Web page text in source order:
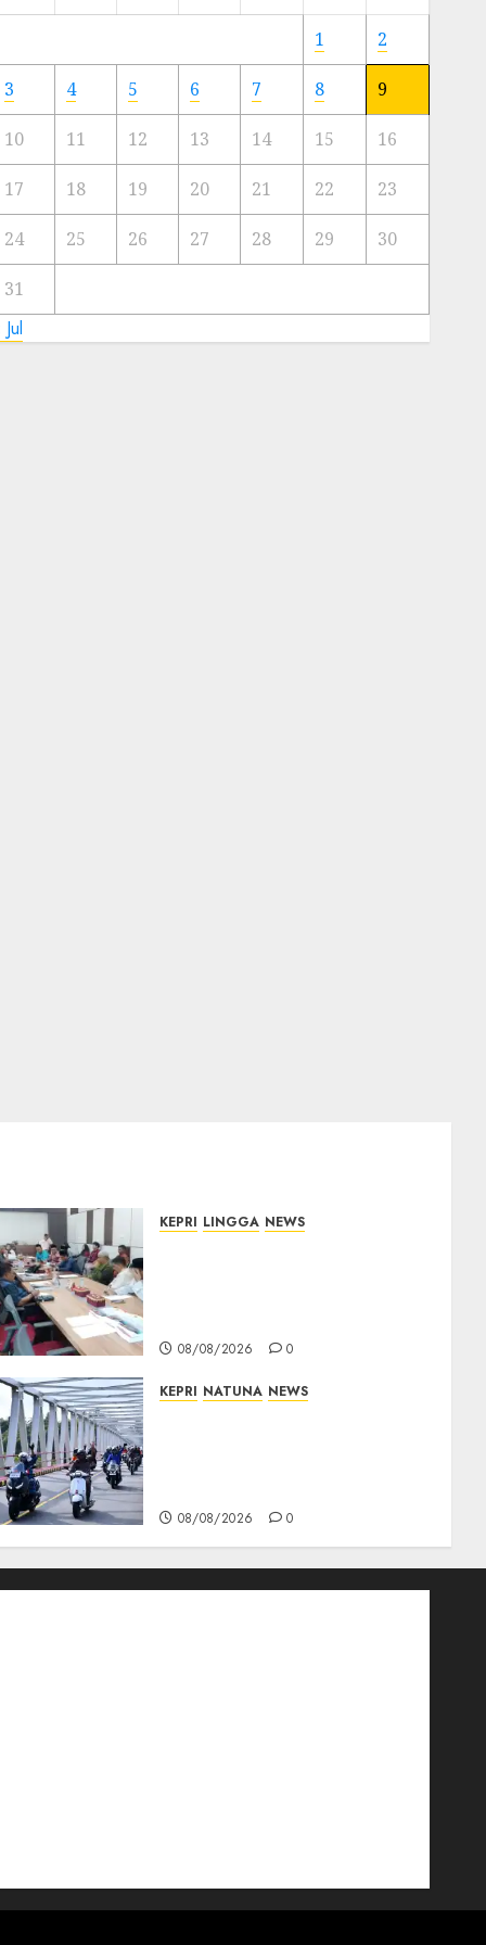
Artis
Kota
23/11/2024
0
1 2
3 4 5 6 7 8 9
10 11 12 13 14 15 16
17 18 19 20 21 22 23
24 25 26 27 28 29 30
31
KEPRI LINGGA NEWS
08/08/2026 0
KEPRI NATUNA NEWS
08/08/2026 0